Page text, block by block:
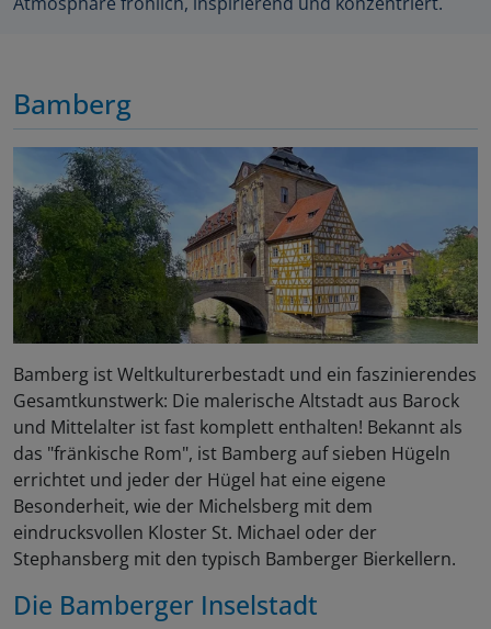
Bamberg
Bamberg ist Weltkulturerbestadt und ein faszinierendes
Gesamtkunstwerk: Die malerische Altstadt aus Barock
und Mittelalter ist fast komplett enthalten! Bekannt als
das "fränkische Rom", ist Bamberg auf sieben Hügeln
errichtet und jeder der Hügel hat eine eigene
Besonderheit, wie der Michelsberg mit dem
eindrucksvollen Kloster St. Michael oder der
Stephansberg mit den typisch Bamberger Bierkellern.
Die Bamberger Inselstadt